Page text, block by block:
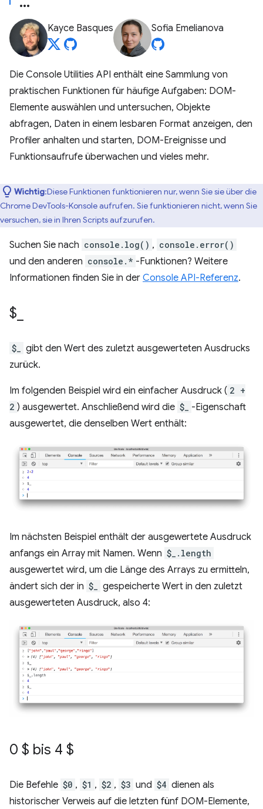
Kayce Basques Sofia Emelianova
Die Console Utilities API enthält eine Sammlung von
praktischen Funktionen für häufige Aufgaben: DOM-
Elemente auswählen und untersuchen, Objekte
abfragen, Daten in einem lesbaren Format anzeigen, den
Profiler anhalten und starten, DOM-Ereignisse und
Funktionsaufrufe überwachen und vieles mehr.
Wichtig:Diese Funktionen funktionieren nur, wenn Sie sie über die
Chrome DevTools-Konsole aufrufen. Sie funktionieren nicht, wenn Sie
versuchen, sie in Ihren Scripts aufzurufen.
Suchen Sie nach console.log() , console.error()
und den anderen console.* -Funktionen? Weitere
Informationen finden Sie in der Console API-Referenz.
$
$_
gibt den Wert des zuletzt ausgewerteten Ausdrucks
zurück.
Im folgenden Beispiel wird ein einfacher Ausdruck ( 2 +
2 ) ausgewertet. Anschließend wird die $_
-Eigenschaft
ausgewertet, die denselben Wert enthält:
Im nächsten Beispiel enthält der ausgewertete Ausdruck
anfangs ein Array mit Namen. Wenn $_.length
ausgewertet wird, um die Länge des Arrays zu ermitteln,
ändert sich der in $_
gespeicherte Wert in den zuletzt
ausgewerteten Ausdruck, also 4:
0 $ bis 4 $
Die Befehle $0 , $1 , $2 , $3 und $4 dienen als
historischer Verweis auf die letzten fünf DOM-Elemente,